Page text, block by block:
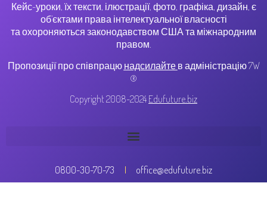
Кейс-уроки, їх тексти, ілюстрації, фото, графіка, дизайн, є
об’єктами права інтелектуальної власності
та охороняються законодавством США та міжнародним
правом.
Пропозиції про співпрацю надсилайте в адміністрацію 7W
®
Copyright 2008-2024 Edufuture.biz
0800-30-70-73 office@edufuture.biz